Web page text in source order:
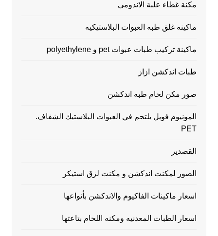
مكنة غطاء علبة الاندومى
ماكينه غلق طبه العبوات البلاستيكيه
ماكينة تركيب طبات عبوات pet و polyethylene
طبات اندكشن ازاز
صور مكن لحام طبه اندكشن
المونيوم فويل يلتحم في العبوات البلاستيك الشفاف.
PET
القصدير
الصور لمكنت اندكشن و مكنت لزق استيكر
اسعار ماكينات الفاكيوم والاندكشن بأنواعها
اسعار الطبات المعدنيه ومكنه اللحام بتاعتها